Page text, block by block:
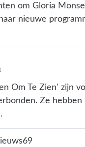
om Gloria
nieuwe
Om Te Zien' zijn
Ze hebben